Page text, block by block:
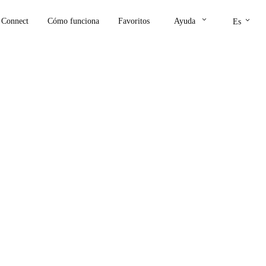
Connect Cómo funciona Favoritos Ayuda keyboard_arrow_down Es keyboard_arrow_down